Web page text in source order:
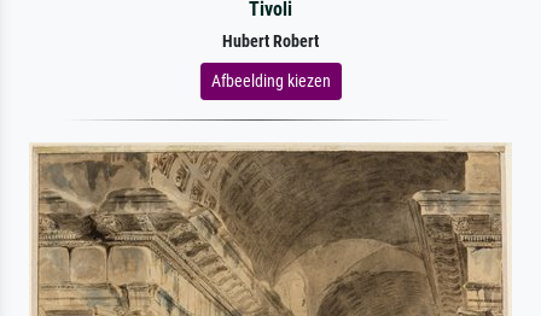
Tivoli
Hubert Robert
Afbeelding kiezen